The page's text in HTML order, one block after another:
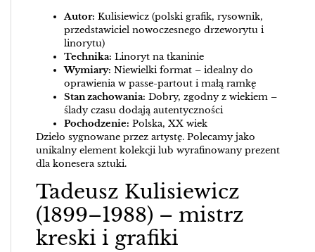
Autor: Kulisiewicz (polski grafik, rysownik,
przedstawiciel nowoczesnego drzeworytu i
linorytu)
Technika: Linoryt na tkaninie
Wymiary: Niewielki format – idealny do
oprawienia w passe-partout i małą ramkę
Stan zachowania: Dobry, zgodny z wiekiem –
ślady czasu dodają autentyczności
Pochodzenie: Polska, XX wiek
Dzieło sygnowane przez artystę. Polecamy jako
unikalny element kolekcji lub wyrafinowany prezent
dla konesera sztuki.
Tadeusz Kulisiewicz
(1899–1988) – mistrz
kreski i grafiki